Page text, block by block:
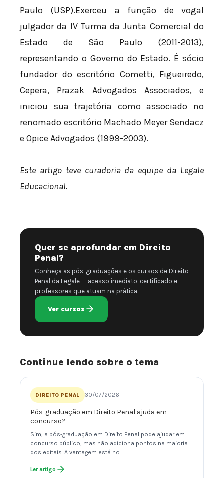
Paulo (USP).Exerceu a função de vogal
julgador da IV Turma da Junta Comercial do
Estado de São Paulo (2011-2013),
representando o Governo do Estado. É sócio
fundador do escritório Cometti, Figueiredo,
Cepera, Prazak Advogados Associados, e
iniciou sua trajetória como associado no
renomado escritório Machado Meyer Sendacz
e Opice Advogados (1999-2003).
Este artigo teve curadoria da equipe da Legale
Educacional.
Quer se aprofundar em Direito
Penal?
Conheça as pós-graduações e os cursos de Direito
Penal da Legale — acesso imediato, certificado e
professores que atuam na prática.
Ver cursos
Continue lendo sobre o tema
DIREITO PENAL 30/07/2026
Pós-graduação em Direito Penal ajuda em
concurso?
Sim, a pós-graduação em Direito Penal pode ajudar em
concurso público, mas não adiciona pontos na maioria
dos editais. A vantagem está no…
Ler artigo